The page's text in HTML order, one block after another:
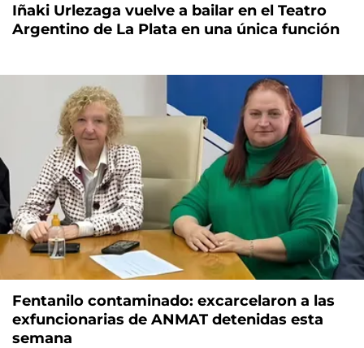
Iñaki Urlezaga vuelve a bailar en el Teatro
Argentino de La Plata en una única función
Fentanilo contaminado: excarcelaron a las
exfuncionarias de ANMAT detenidas esta
semana